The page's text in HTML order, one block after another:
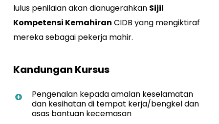
lulus penilaian akan dianugerahkan Sijil
Kompetensi Kemahiran CIDB yang mengiktiraf
mereka sebagai pekerja mahir.
Kandungan Kursus
Pengenalan kepada amalan keselamatan
dan kesihatan di tempat kerja/bengkel dan
asas bantuan kecemasan